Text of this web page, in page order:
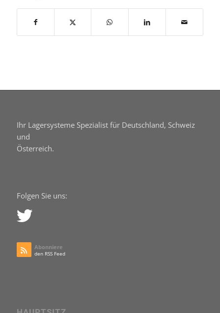
Ihr Lagersysteme Spezialist für Deutschland, Schweiz
und
Österreich.
Folgen Sie uns:
Abonniere
den RSS Feed